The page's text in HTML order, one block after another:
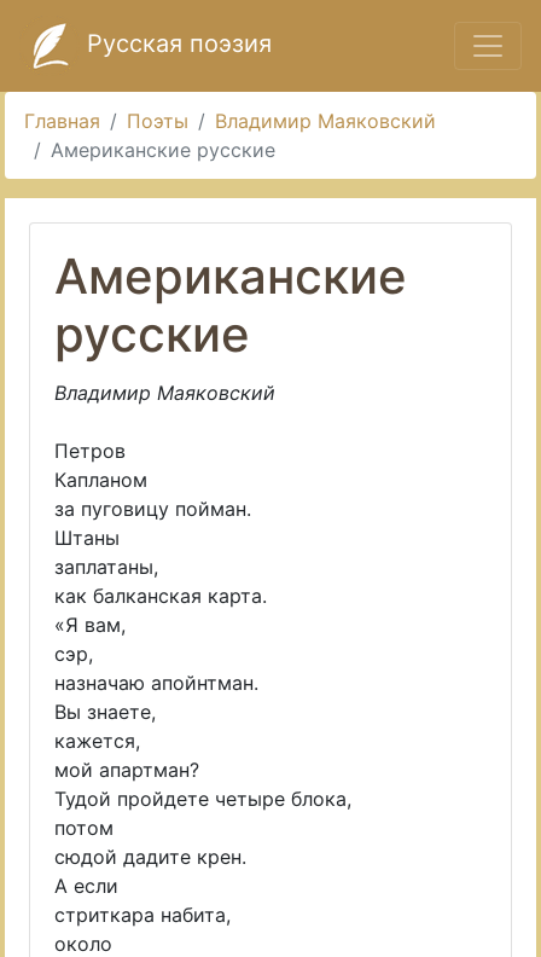
Русская поэзия
Главная Поэты
Владимир Маяковский
Американские русские
Американские
русские
Владимир Маяковский
Петров
Капланом
за пуговицу пойман.
Штаны
заплатаны,
как балканская карта.
«Я вам,
сэр,
назначаю апойнтман.
Вы знаете,
кажется,
мой апартман?
Тудой пройдете четыре блока,
потом
сюдой дадите крен.
А если
стриткара набита,
около